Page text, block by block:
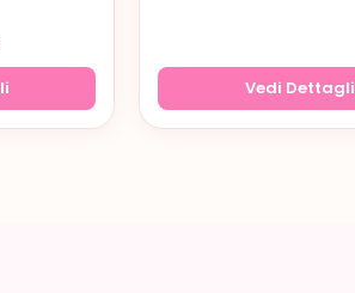
Vedi Dettagli